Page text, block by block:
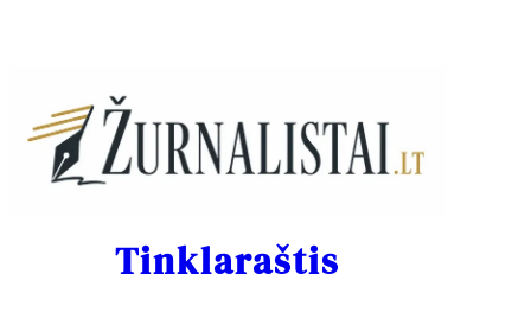
Tinklaraštis